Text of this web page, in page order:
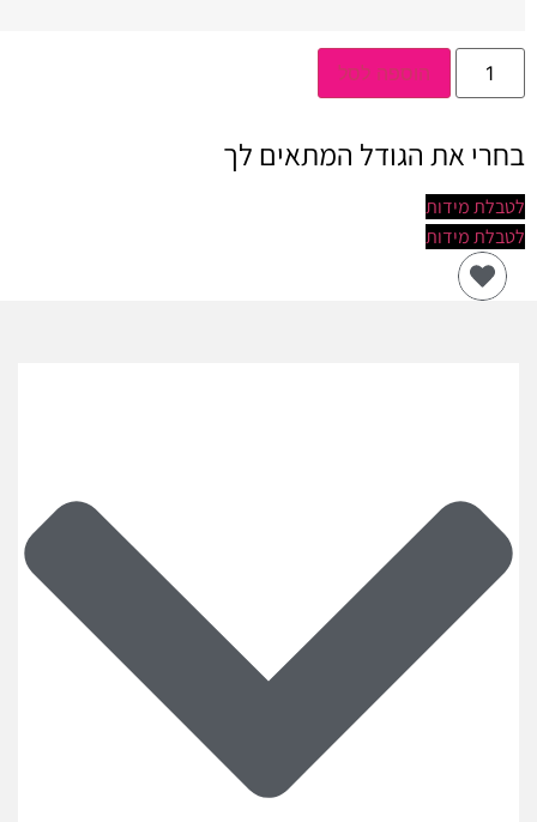
כמות
חצאית
גומי
ושרוך
הוספה לסל
בחרי את הגודל המתאים לך
לטבלת מידות
לטבלת מידות